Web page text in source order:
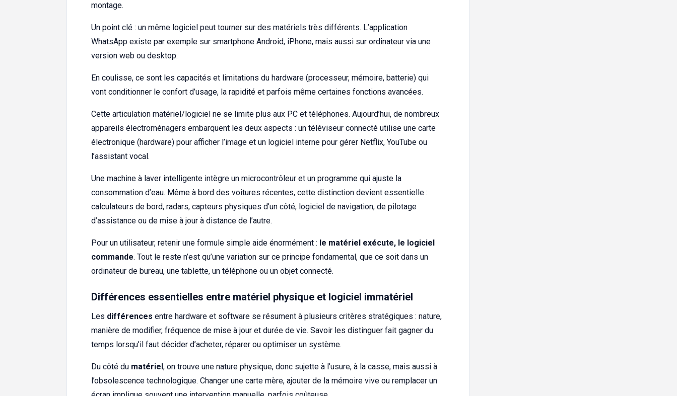
montage.
Un point clé : un même logiciel peut tourner sur des matériels très différents. L’application
WhatsApp existe par exemple sur smartphone Android, iPhone, mais aussi sur ordinateur via une
version web ou desktop.
En coulisse, ce sont les capacités et limitations du hardware (processeur, mémoire, batterie) qui
vont conditionner le confort d’usage, la rapidité et parfois même certaines fonctions avancées.
Cette articulation matériel/logiciel ne se limite plus aux PC et téléphones. Aujourd’hui, de nombreux
appareils électroménagers embarquent les deux aspects : un téléviseur connecté utilise une carte
électronique (hardware) pour afficher l’image et un logiciel interne pour gérer Netflix, YouTube ou
l’assistant vocal.
Une machine à laver intelligente intègre un microcontrôleur et un programme qui ajuste la
consommation d’eau. Même à bord des voitures récentes, cette distinction devient essentielle :
calculateurs de bord, radars, capteurs physiques d’un côté, logiciel de navigation, de pilotage
d’assistance ou de mise à jour à distance de l’autre.
Pour un utilisateur, retenir une formule simple aide énormément : le matériel exécute, le logiciel
commande. Tout le reste n’est qu’une variation sur ce principe fondamental, que ce soit dans un
ordinateur de bureau, une tablette, un téléphone ou un objet connecté.
Différences essentielles entre matériel physique et logiciel immatériel
Les différences entre hardware et software se résument à plusieurs critères stratégiques : nature,
manière de modifier, fréquence de mise à jour et durée de vie. Savoir les distinguer fait gagner du
temps lorsqu’il faut décider d’acheter, réparer ou optimiser un système.
Du côté du matériel, on trouve une nature physique, donc sujette à l’usure, à la casse, mais aussi à
l’obsolescence technologique. Changer une carte mère, ajouter de la mémoire vive ou remplacer un